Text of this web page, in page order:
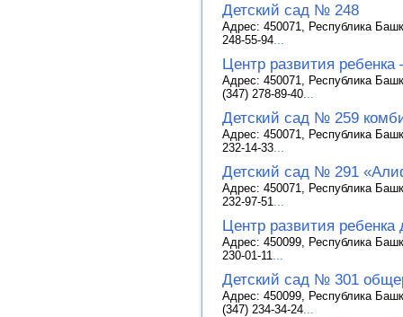
Детский сад № 248
Адрес: 450071, Республика
248-55-94
Центр развития
Адрес: 450071, Республика
(347) 278-89-40
Детский сад № 259
Адрес: 450071, Республика
232-14-33
Детский сад № 291
Адрес: 450071, Республика
232-97-51
Центр развития
Адрес: 450099, Республика
230-01-11
Детский сад № 301
Адрес: 450099, Республика
(347) 234-34-24